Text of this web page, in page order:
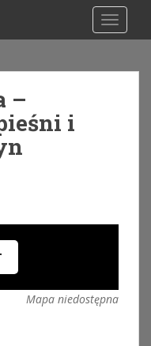
–
i
Mapa niedostępna